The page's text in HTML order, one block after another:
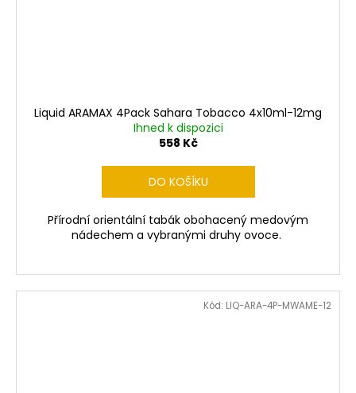
Liquid ARAMAX 4Pack Sahara Tobacco 4x10ml-12mg
Ihned k dispozici
558 Kč
DO KOŠÍKU
Přírodní orientální tabák obohacený medovým
nádechem a vybranými druhy ovoce.
Kód: LIQ-ARA-4P-MWAME-12